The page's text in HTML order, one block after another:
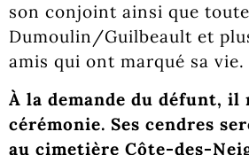
son conjoint ainsi que
Dumoulin/Guilbeault et
amis qui ont marqué sa vie.
À la demande du défunt, il
cérémonie. Ses cendres
au cimetière Côte-des-